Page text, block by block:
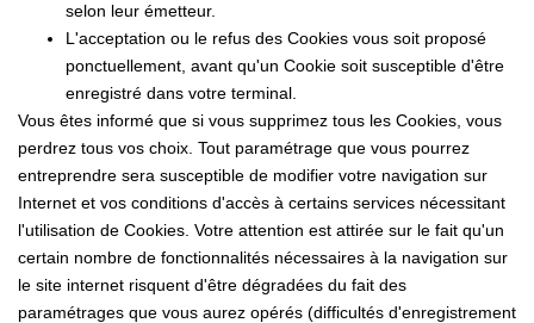
selon leur émetteur.
L'acceptation ou le refus des Cookies vous soit proposé
ponctuellement, avant qu'un Cookie soit susceptible d'être
enregistré dans votre terminal.
Vous êtes informé que si vous supprimez tous les Cookies, vous
perdrez tous vos choix. Tout paramétrage que vous pourrez
entreprendre sera susceptible de modifier votre navigation sur
Internet et vos conditions d'accès à certains services nécessitant
l'utilisation de Cookies. Votre attention est attirée sur le fait qu'un
certain nombre de fonctionnalités nécessaires à la navigation sur
le site internet risquent d'être dégradées du fait des
paramétrages que vous aurez opérés (difficultés d'enregistrement